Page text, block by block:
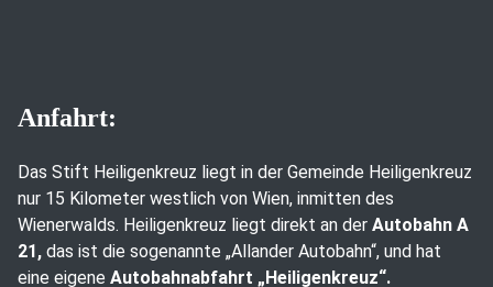
Anfahrt:
Das Stift Heiligenkreuz liegt in der Gemeinde Heiligenkreuz
nur 15 Kilometer westlich von Wien, inmitten des
Wienerwalds. Heiligenkreuz liegt direkt an der Autobahn A
21, das ist die sogenannte „Allander Autobahn“, und hat
eine eigene Autobahnabfahrt „Heiligenkreuz“.